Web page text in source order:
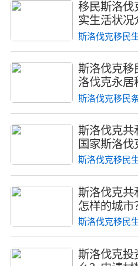
移民斯洛伐
实生活状况
斯洛伐克移民
斯洛伐克移
洛伐克永居
斯洛伐克移民
斯洛伐克共
国家斯洛伐
斯洛伐克移民
斯洛伐克共
怎样的城市
斯洛伐克移民
斯洛伐克投